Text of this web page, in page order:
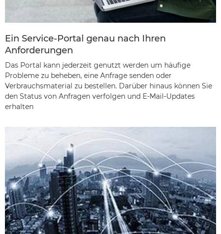
Ein Service-Portal genau nach Ihren
Anforderungen
Das Portal kann jederzeit genutzt werden um häufige
Probleme zu beheben, eine Anfrage senden oder
Verbrauchsmaterial zu bestellen. Darüber hinaus können Sie
den Status von Anfragen verfolgen und E-Mail-Updates
erhalten